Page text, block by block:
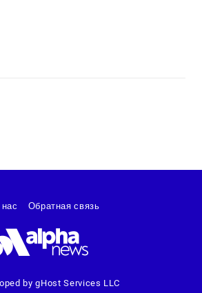
by gHost Services LLC
Обратная связь